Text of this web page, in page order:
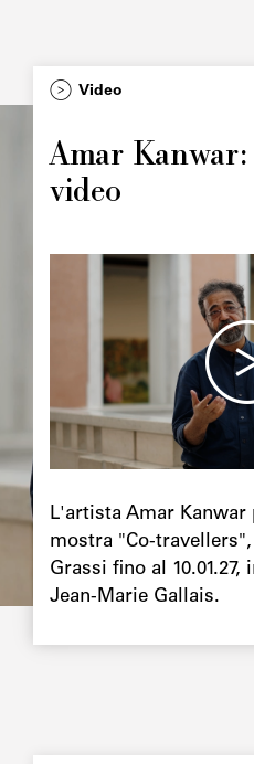
TypeVideo
Amar
video
L'artista Amar Kanwar
mostra "Co-
Grassi fino al
Jean-Marie Gallais.